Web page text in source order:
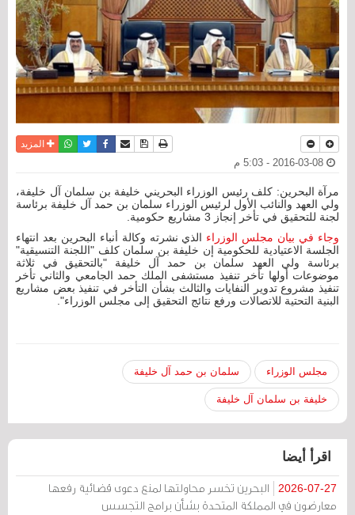
نسخة للطباعة
حفظ الموضوع
أرسل الى صديق
فيسبوكتويترواتسابالمزيد
مرآة البحرين: كلف رئيس الوزراء البحريني خليفة بن سلمان آل خليفة،
ولي العهد والنائب الأول لرئيس الوزراء سلمان بن حمد آل خليفة برئاسة
لجنة للتحقيق في تأخر إنجاز 3 مشاريع حكومية.
وجاء في بيان مجلس الوزراء الذي نشرته وكالة أنباء البحرين بعد انتهاء
الجلسة الاعتيادية للحكومية إن خليفة بن سلمان كلف "اللجنة التنسيقية"
برئاسة ولي العهد سلمان بن حمد آل خليفة "بالتحقيق في ثلاثة
موضوعات أولها تأخر تنفيذ مستشفى الملك حمد الجامعي والثاني تأخر
تنفيذ مشروع تدوير النفايات والثالث بشأن التأخر في تنفيذ بعض مشاريع
البنية التحتية للاتصالات ورفع نتائج التحقيق إلى مجلس الوزراء".
مجلس الوزراء سلمان بن حمد آل خليفة
خليفة بن سلمان آل خليفة
اقرأ أيضا
2026-07-27
البحرين تخسر محاولتها لمنع دعوى قضائية رفعها
معارضون في المملكة المتحدة بشأن برامج التجسس